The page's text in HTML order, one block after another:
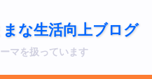
な生活向上ブログ
マを扱っています